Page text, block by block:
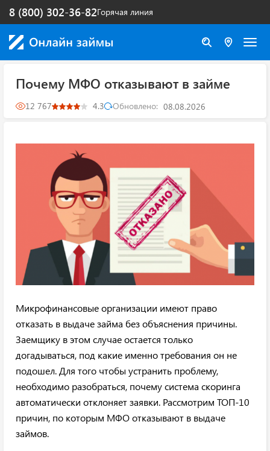
Горячая линия
8 (800) 302-36-82
Почему МФО отказывают в займе
12 767 4.3 Обновлено: 08.08.2026
Микрофинансовые организации имеют право
отказать в выдаче займа без объяснения причины.
Заемщику в этом случае остается только
догадываться, под какие именно требования он не
подошел. Для того чтобы устранить проблему,
необходимо разобраться, почему система скоринга
автоматически отклоняет заявки. Рассмотрим ТОП-10
причин, по которым МФО отказывают в выдаче
займов.